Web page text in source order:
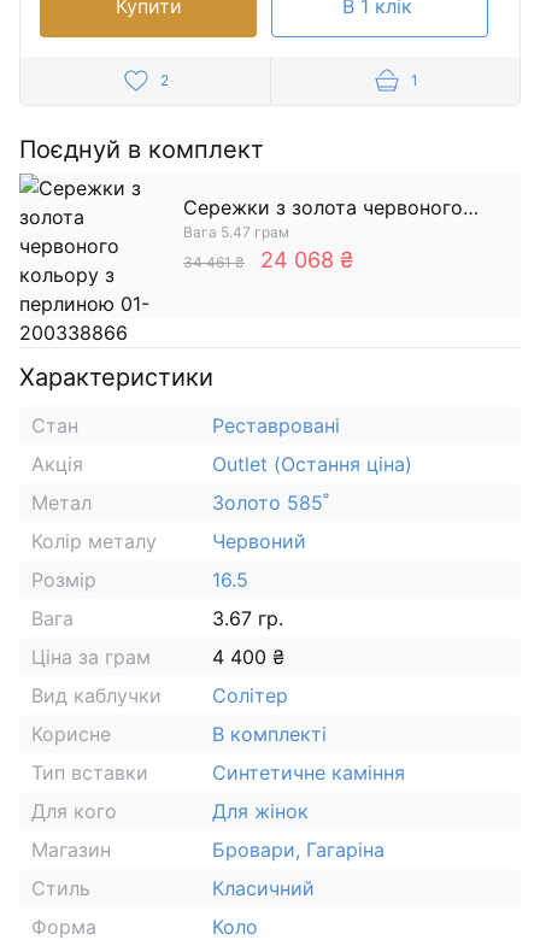
Купити В 1 клік
2 1
Поєднуй в комплект
Сережки з золота червоного
кольору з перлиною
Вага 5.47 грам
34 461 ₴
24 068 ₴
Характеристики
Стан
Реставровані
Акція
Outlet (Остання ціна)
Метал
Золото 585˚
Колір металу
Червоний
Розмір
16.5
Вага
3.67 гр.
Ціна за грам
4 400 ₴
Вид каблучки
Солітер
Корисне
В комплекті
Тип вставки
Синтетичне каміння
Для кого
Для жінок
Магазин
Бровари, Гагаріна
Стиль
Класичний
Форма
Коло